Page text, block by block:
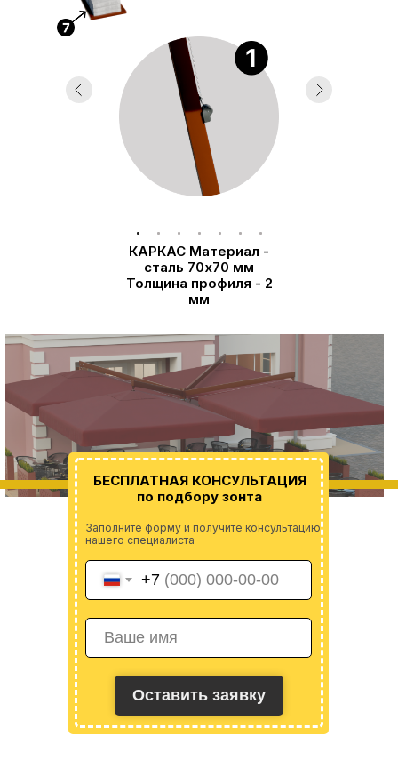
КАРКАС Материал -
сталь 70х70 мм
Толщина профиля - 2
мм
+7
Оставить заявку
Заполните форму и получите консультацию
нашего специалиста
БЕСПЛАТНАЯ КОНСУЛЬТАЦИЯ
по подбору зонта